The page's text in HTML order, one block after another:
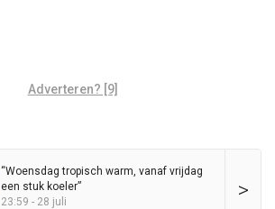
Adverteren? [9]
>
“Woensdag tropisch warm, vanaf vrijdag
een stuk koeler”
23:59 - 28 juli